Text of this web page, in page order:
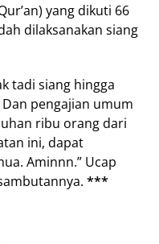
yang dikuti 66
dilaksanakan siang
tadi siang hingga
pengajian umum
ribu orang dari
ini, dapat
Aminnn.” Ucap
***